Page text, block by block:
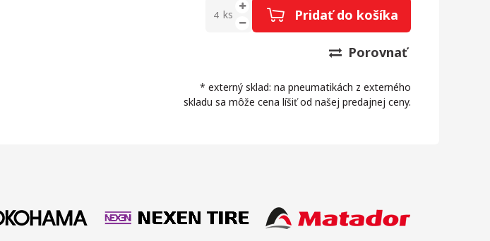
ks Pridať do košíka
Porovnať
* externý sklad: na pneumatikách z externého
skladu sa môže cena líšiť od našej predajnej ceny.